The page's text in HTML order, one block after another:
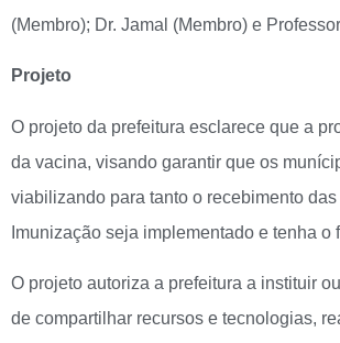
(Membro); Dr. Jamal (Membro) e
Projeto
O projeto da prefeitura esclarece que a
da vacina, visando garantir que os
viabilizando para tanto o recebimento
Imunização seja implementado e tenha o
O projeto autoriza a prefeitura a instituir
de compartilhar recursos e tecnologias,